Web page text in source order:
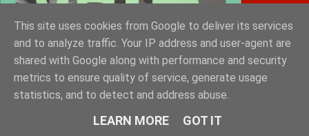
This site uses cookies from Google to deliver its services
and to analyze traffic. Your IP address and user-agent are
shared with Google along with performance and security
metrics to ensure quality of service, generate usage
statistics, and to detect and address abuse.
LEARN MORE GOT IT